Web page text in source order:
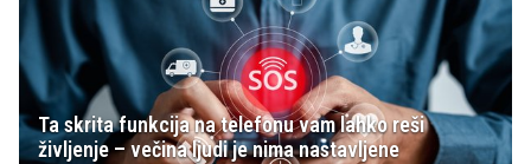
Ta skrita funkcija na telefonu vam lahko reši
življenje – večina ljudi je nima nastavljene